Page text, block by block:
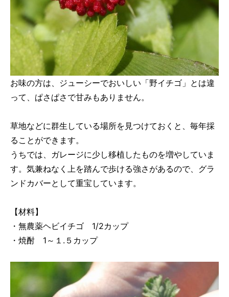
お味の方は、ジューシーでおいしい「野イチゴ」とは違
って、ぱさぱさで甘みもありません。
草地などに群生している場所を見つけておくと、毎年採
ることができます。
うちでは、ガレージに少し移植したものを増やしていま
す。気兼ねなく上を踏んで歩ける強さがあるので、グラ
ンドカバーとして重宝しています。
【材料】
・無農薬ヘビイチゴ 1/2カップ
・焼酎 1～１.５カップ